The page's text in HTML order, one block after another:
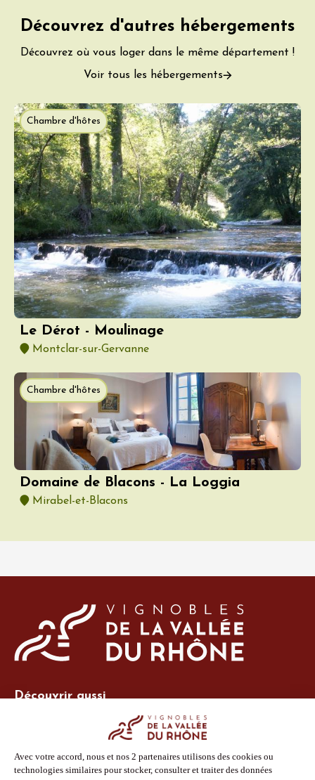
Découvrez d'autres hébergements
Découvrez où vous loger dans le même département !
Voir tous les hébergements
Chambre d'hôtes
Le Dérot - Moulinage
Montclar-sur-Gervanne
Chambre d'hôtes
Domaine de Blacons - La Loggia
Mirabel-et-Blacons
Découvrir aussi
Espace adhérent
Espace presse